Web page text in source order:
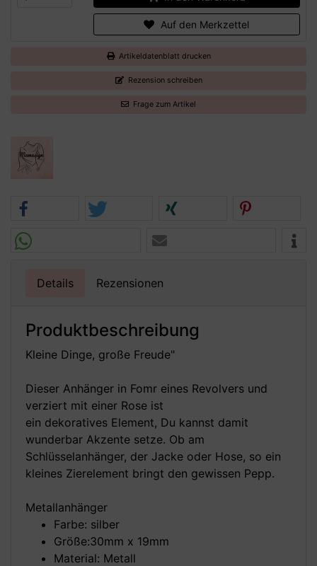
Auf den Merkzettel
Artikeldatenblatt drucken
Rezension schreiben
Frage zum Artikel
Details Rezensionen
Produktbeschreibung
Kleine Dinge, große Freude"
Dieser Anhänger in Fomr eines Revolvers und
verziert mit einer Rose ist
ein dekoratives Element, Du kannst damit
wunderbar Akzente setze. Ob am
Schlüsselanhänger, der Jacke oder Hose, so ein
kleines Zierelement bringt den gewissen Pepp.
Metallanhänger
Farbe: silber
Größe:30mm x 19mm
Material: Metall